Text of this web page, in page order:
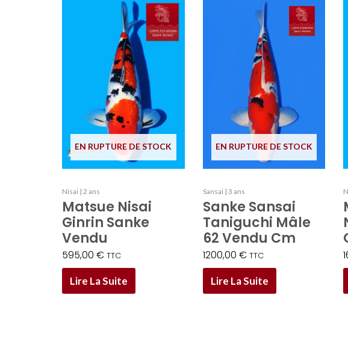
EN RUPTURE DE STOCK
Nisai | 2 ans
Matsue Nisai
Ginrin Sanke
Vendu
595,00€ TTC
Lire La Suite
EN RUPTURE DE STOCK
Sansai | 3 ans
Sanke Sansai
Taniguchi Mâle
62 Vendu Cm
1200,00 € TTC
Lire La Suite